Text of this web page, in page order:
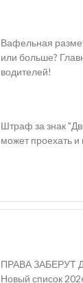
Вафельная
или больше?
водителей!
Штраф за знак
может проехать и
ПРАВА ЗАБЕРУТ
Новый список